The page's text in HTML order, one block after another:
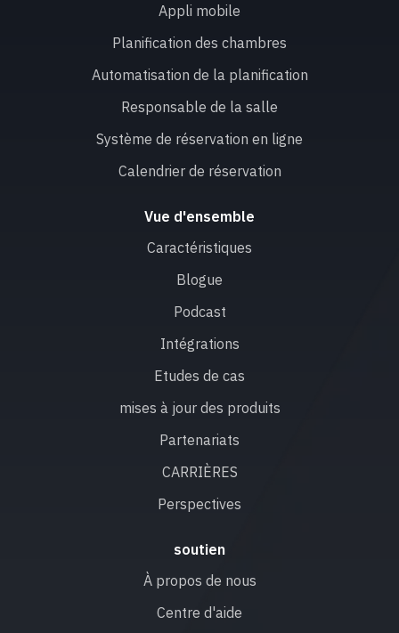
Appli mobile
Planification des chambres
Automatisation de la planification
Responsable de la salle
Système de réservation en ligne
Calendrier de réservation
Vue d'ensemble
Caractéristiques
Blogue
Podcast
Intégrations
Etudes de cas
mises à jour des produits
Partenariats
CARRIÈRES
Perspectives
soutien
À propos de nous
Centre d'aide